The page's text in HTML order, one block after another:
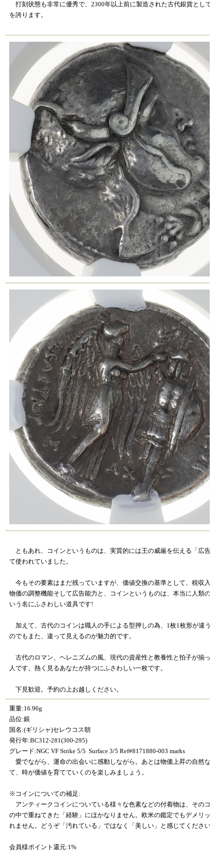
打刻状態も非常に優秀で、2300年以上前に製造された古代銀貨として
を誇ります。
ともあれ、コインというものは、実質的には王の威厳を伝える「広告
て使われていました。
今もその要素はまだ残っていますが、価値交換の基準として、税収入
物価の調整機能そして広告能力と、コインというものは、本当に人類の
いう名にふさわしい道具です!
加えて、古代のコインは職人の手による型押しの為、1枚1枚形が違う
のでもまた、違って見えるのが魅力的です。
古代のロマン、ヘレニズムの風、現代の資産性と教養性と拍子が揃っ
人です。熱く見るあなたが持つにふさわしい一枚です。
下見歓迎。予約の上お越しください。
重量:16.96g
品位:銀
国名:(ギリシャ)セレウコス朝
発行年:BC312-281(300-295)
グレード:NGC VF Strike 5/5 Surface 3/5 Ref#8171880-003 marks
愛でながら、運命の出会いに感動しながら。あとは物価上昇の自然な
て、時が価値を育てていくのを楽しみましょう。
※コインについての補足:
アンティークコインについている様々な色素などの付着物は、そのコ
の中で重ねてきた「経験」にほかなりません。欧米の鑑定でもデメリッ
れません。どうぞ「汚れている」ではなく「美しい」と感じてください。
会員様ポイント還元:1%